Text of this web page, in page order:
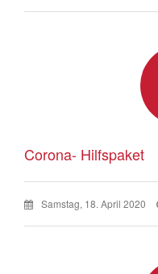
Corona- Hilfspaket
Samstag, 18. April 2020